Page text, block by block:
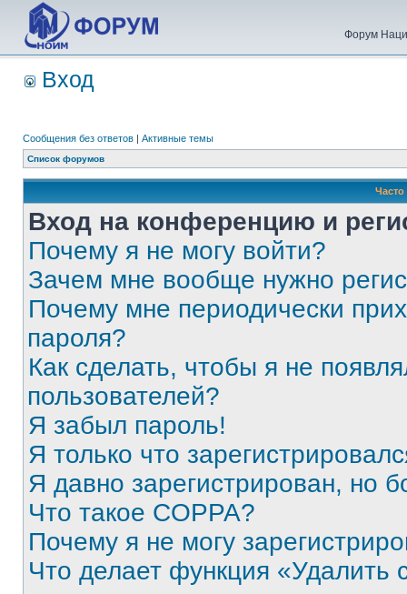
Форум
Вход
Сообщения без ответов | Активные темы
Список форумов
Вход на конференцию и
Почему я не могу войти?
Зачем мне вообще нужно
Почему мне периодически
пароля?
Как сделать, чтобы я не
пользователей?
Я забыл пароль!
Я только что
Я давно зарегистрирован, но
Что такое COPPA?
Почему я не могу
Что делает функция «Удалить